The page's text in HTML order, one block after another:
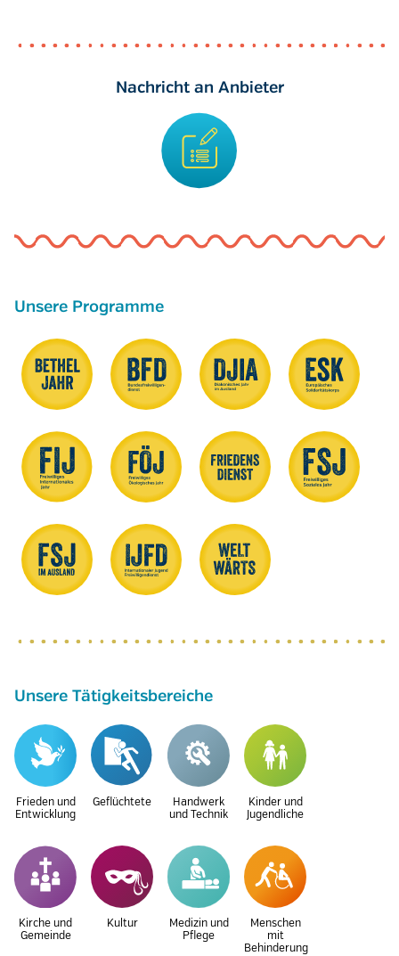
Nachricht an Anbieter
Unsere Programme
Unsere Tätigkeitsbereiche
Frieden und
Entwicklung
Geflüchtete
Handwerk
und Technik
Kinder und
Jugendliche
Kirche und
Gemeinde
Kultur
Medizin und
Pflege
Menschen
mit
Behinderung